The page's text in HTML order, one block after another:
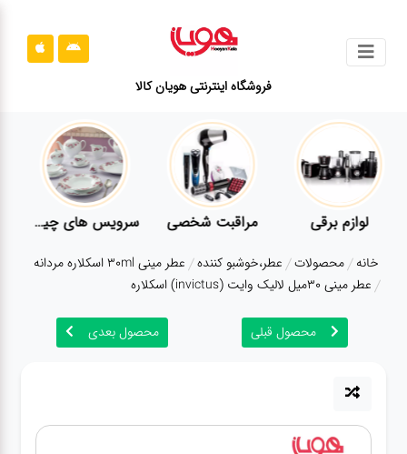
فروشگاه اینترنتی هویان کالا
محصولات
قوانین
سایت
ارتباط
درباره
لوازم برقی مراقبت شخصی سرویس های چینی زرین
خانه محصولات عطر،خوشبو کننده عطر مینی 30ml اسکلاره مردانه
عطر مینی 30میل لالیک وایت (invictus) اسکلاره
محصول قبلی محصول بعدی